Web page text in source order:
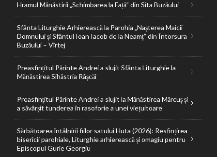
Hramul Mănăstirii „Schimbarea la Față” din Sita Buzăului
Sfânta Liturghie Arhierească la Parohia „Nașterea Maicii
Domnului și Sfântul Ioan Iacob de la Neamț” din Întorsura
Buzăului – Vîrtej
Preasfințitul Părinte Andrei a slujit Sfânta Liturghie la
Mănăstirea Sihăstria Râșcăi
Preasfințitul Părinte Andrei a slujit la Mănăstirea Mărcuș și
a săvârșit tunderea în rasoforie a unei viețuitoare
Sărbătoarea întâlnirii fiilor satului Huta (2026): Resfințirea
bisericii parohiale, Liturghie arhierească și omagiu pentru
Episcopul Gurie Georgiu